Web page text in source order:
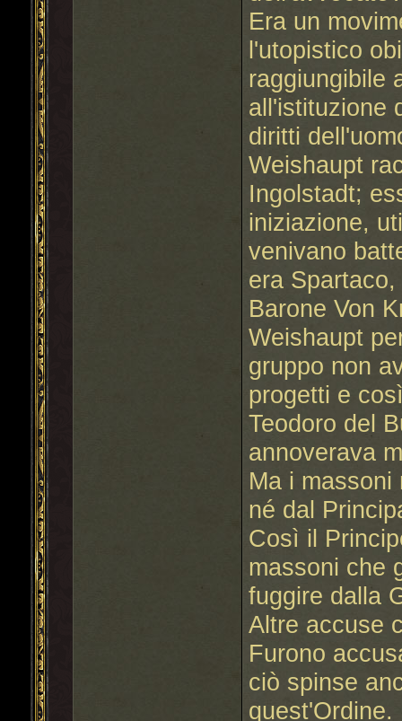
Era un
l'utopistico
raggiungibile
all'istituzione
diritti
Weishaupt
Ingolstadt;
iniziazione,
venivano
era
Barone Von
Weishaupt
gruppo non
progetti e
Teodoro del
annoverava
Ma i
né dal
Così il
massoni che
fuggire dalla
Altre accuse
Furono
ciò spinse
quest'Ordine.